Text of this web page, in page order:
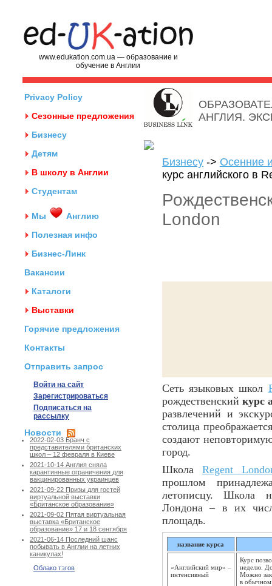
www.edukation.com.ua — образование и
обучение в Англии
Privacy Policy
Сезонные предложения
Бизнесу
Детям
В школу в Англии
Студентам
Мы
Англию
Полезная инфо
Бизнес-Линк
Вакансии
Каталоги
Выставки
Горячие предложения
Контакты
Отправить запрос
Войти на сайт
Зарегистрироваться
Подписаться на
рассылку
Новости
2022-02-03 Бранч с
представителями британских
школ – 12 февраля в Киеве
2021-10-14 Англия сняла
карантинные ограничения для
вакцинированных украинцев
2021-09-22 Призы для гостей
виртуальной выставки
«Британское образование»
2021-09-02 Пятая виртуальная
выставка «Британское
образование» 17 и 18 сентября
2021-06-14 Последний шанс
побывать в Англии на летних
каникулах!
Облако тэгов
АНГЛИЯ.
Бизнесу -> Осенние
курс английского в
London
Сеть языковых школ
рождественскийкурс
развлечений и
столица
создают
город.
ШколаRegent
прошлом
летописцу. Школа
Лондона – в их
площадь.
название курса
«Английский мир» –
интенсивный
Курс
неделю.
Можно
в